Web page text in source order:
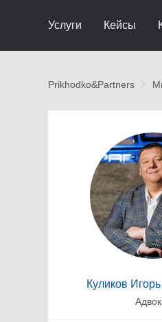
Услуги Кейсы
Prikhodko&Partners
Куликов